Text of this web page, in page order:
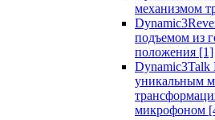
механизмом
подъемом из
положения [1]
уникальным
микрофоном